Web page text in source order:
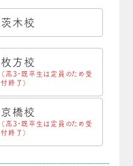
茨木校
枚方校
（高3・既卒生は定員のため受
付終了）
京橋校
（高3・既卒生は定員のため受
付終了）